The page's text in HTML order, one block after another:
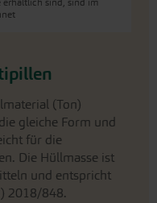
sind, sind im
(Ton)
gleiche Form und
für die
Die Hüllmasse ist
und entspricht
2018/848.